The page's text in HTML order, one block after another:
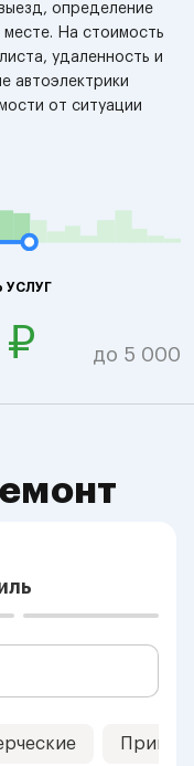
определение
На стоимость
удаленность и
автоэлектрики
от ситуации
УСЛУГ
до 5 000